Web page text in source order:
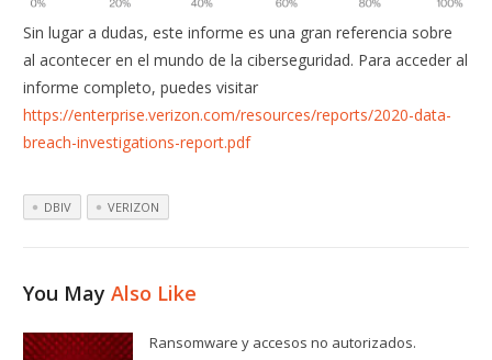
Sin lugar a dudas, este informe es una gran referencia sobre
al acontecer en el mundo de la ciberseguridad. Para acceder al
informe completo, puedes visitar
https://enterprise.verizon.com/resources/reports/2020-data-
breach-investigations-report.pdf
DBIV VERIZON
You MayAlso Like
Ransomware y accesos no autorizados.